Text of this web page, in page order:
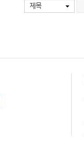
제목